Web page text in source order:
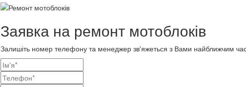
Заявка на ремонт мотоблоків
Залишіть номер телефону та менеджер зв'яжеться з Вами найближчим
Ваші
контактні